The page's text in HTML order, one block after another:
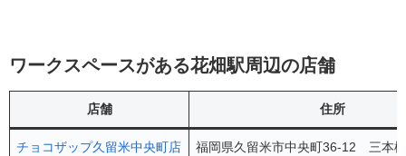
ワークスペースがある花畑駅周辺の店舗
店舗 住所
チョコザップ久留米中央町店 福岡県久留米市中央町36-12 三本